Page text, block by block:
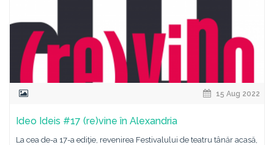
15 Aug 2022
Ideo Ideis #17 (re)vine în Alexandria
La cea de-a 17-a ediţie, revenirea Festivalului de teatru tânăr acasă,